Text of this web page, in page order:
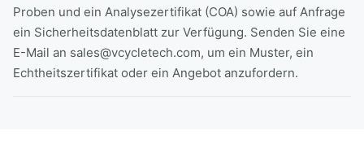
Proben und ein Analysezertifikat (COA) sowie auf Anfrage
ein Sicherheitsdatenblatt zur Verfügung. Senden Sie eine
E-Mail an sales@vcycletech.com, um ein Muster, ein
Echtheitszertifikat oder ein Angebot anzufordern.